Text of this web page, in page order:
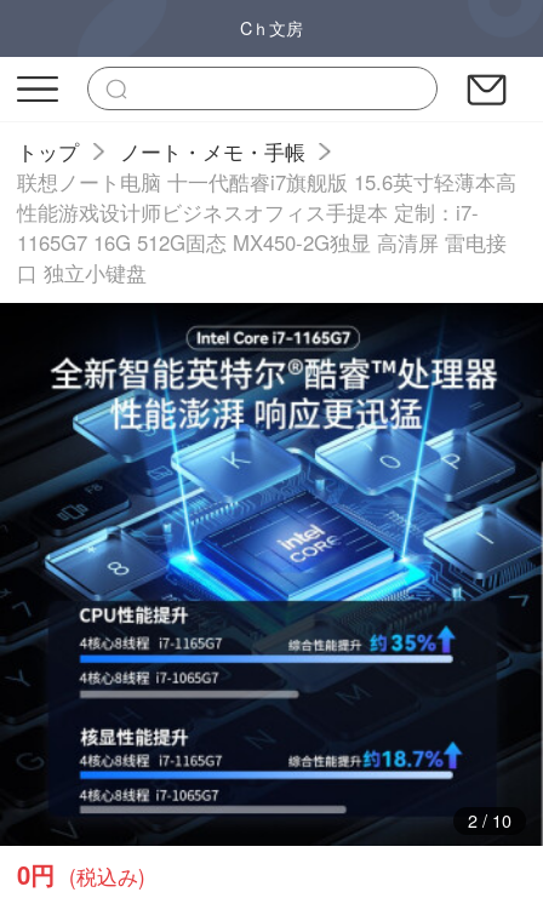
Cｈ文房
トップ
ノート・メモ・手帳
联想ノート电脑 十一代酷睿i7旗舰版 15.6英寸轻薄本高
性能游戏设计师ビジネスオフィス手提本 定制：i7-
1165G7 16G 512G固态 MX450-2G独显 高清屏 雷电接
口 独立小键盘
3/ 10
0円 (税込み)